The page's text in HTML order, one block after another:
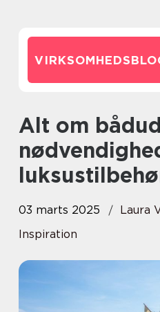
Alt om bådudstyr: Fra
03 marts 2025
Laura
Inspiration